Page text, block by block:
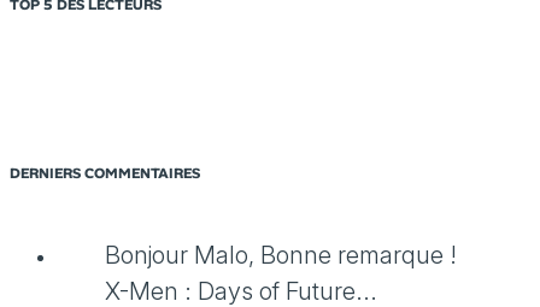
TOP 5 DES LECTEURS
DERNIERS COMMENTAIRES
Bonjour Malo, Bonne remarque !
X-Men : Days of Future...